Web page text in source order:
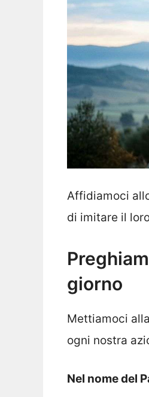
Affidiamoci
di imitare il
giorno
Mettiamoci
ogni nostra
Nel nome del